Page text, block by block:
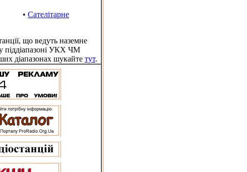
Сателітарне
що ведуть наземне
піддіапазоні УКХ ЧМ
діапазонах шукайте тут.